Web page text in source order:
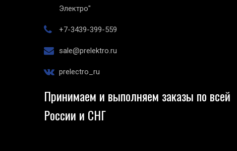
Электро"
+7-3439-399-559
sale@prelektro.ru
prelectro_ru
Принимаем и выполняем заказы по всей
России и СНГ